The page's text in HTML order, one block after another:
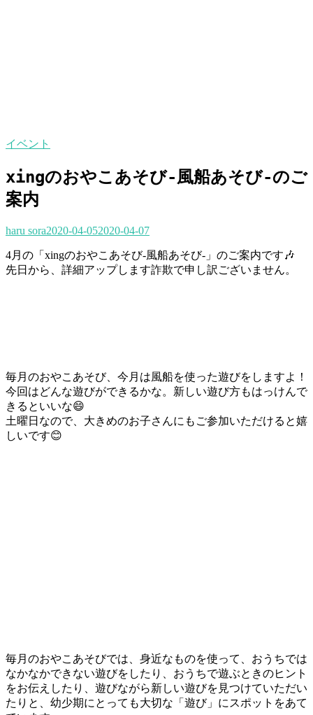
イベント
xingのおやこあそび-風船あそび-のご
案内
haru sora2020-04-052020-04-07
4月の「xingのおやこあそび-風船あそび-」のご案内です🎶
先日から、詳細アップします詐欺で申し訳ございません。
毎月のおやこあそび、今月は風船を使った遊びをしますよ！
今回はどんな遊びができるかな。新しい遊び方もはっけんで
きるといいな😄
土曜日なので、大きめのお子さんにもご参加いただけると嬉
しいです😊
毎月のおやこあそびでは、身近なものを使って、おうちでは
なかなかできない遊びをしたり、おうちで遊ぶときのヒント
をお伝えしたり、遊びながら新しい遊びを見つけていただい
たりと、幼少期にとっても大切な「遊び」にスポットをあて